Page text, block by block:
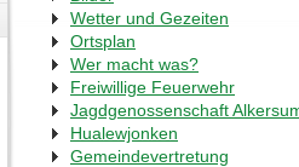
Wetter und Gezeiten
Ortsplan
Wer macht was?
Freiwillige Feuerwehr
Jagdgenossenschaft
Hualewjonken
Gemeindevertretung